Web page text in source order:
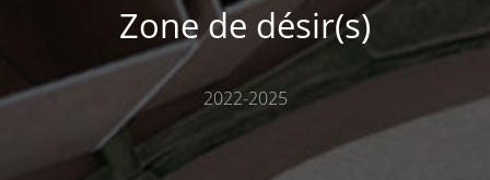
Zone de désir(s)
2022-2025